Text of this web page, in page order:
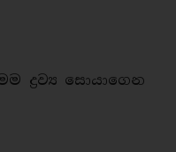
ද්‍රව්‍ය සොයාගෙන